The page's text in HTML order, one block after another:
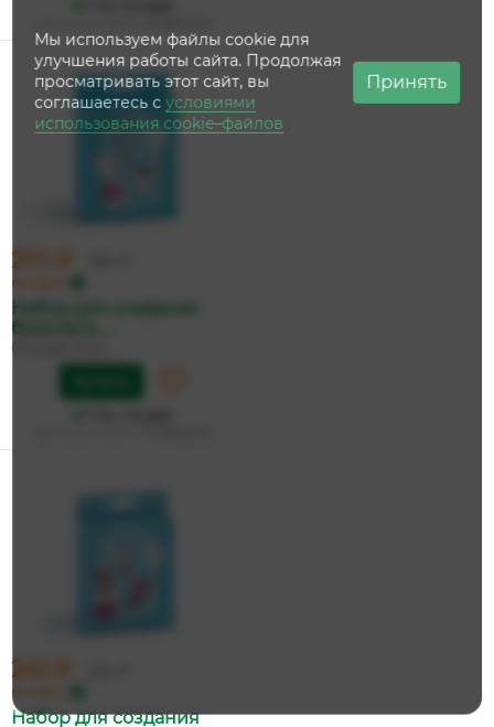
270 ₽
по карте
Набор для создания
браслета. ...
Orange Toys
242 ₽
по карте
Набор для создания
Мы используем файлы cookie для
улучшения работы сайта. Продолжая
просматривать этот сайт, вы
соглашаетесь сусловиями
использования cookie–файлов
Принять